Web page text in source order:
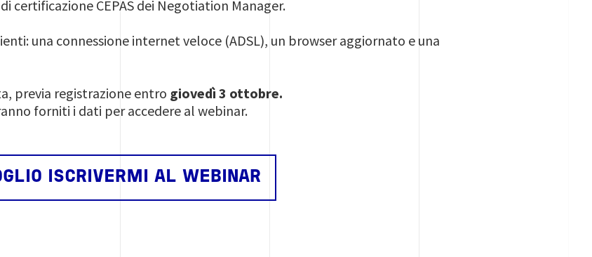
certificazione CEPAS dei Negotiation Manager.
una connessione internet veloce (ADSL), un browser aggiornato e una
previa registrazione entro giovedì 3 ottobre.
forniti i dati per accedere al webinar.
ISCRIVERMI AL WEBINAR